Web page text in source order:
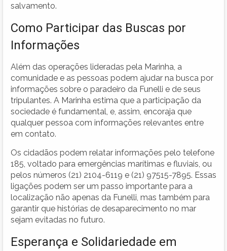
salvamento.
Como Participar das Buscas por
Informações
Além das operações lideradas pela Marinha, a
comunidade e as pessoas podem ajudar na busca por
informações sobre o paradeiro da Funelli e de seus
tripulantes. A Marinha estima que a participação da
sociedade é fundamental, e, assim, encoraja que
qualquer pessoa com informações relevantes entre
em contato.
Os cidadãos podem relatar informações pelo telefone
185, voltado para emergências marítimas e fluviais, ou
pelos números (21) 2104-6119 e (21) 97515-7895. Essas
ligações podem ser um passo importante para a
localização não apenas da Funelli, mas também para
garantir que histórias de desaparecimento no mar
sejam evitadas no futuro.
Esperança e Solidariedade em